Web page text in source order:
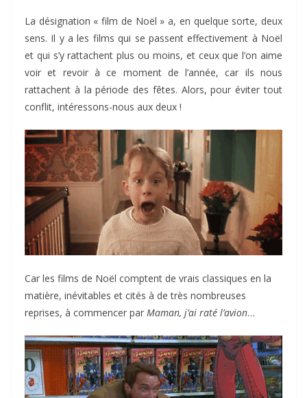
La désignation « film de Noël » a, en quelque sorte, deux
sens. Il y a les films qui se passent effectivement à Noël
et qui s’y rattachent plus ou moins, et ceux que l’on aime
voir et revoir à ce moment de l’année, car ils nous
rattachent à la période des fêtes. Alors, pour éviter tout
conflit, intéressons-nous aux deux !
Car les films de Noël comptent de vrais classiques en la
matière, inévitables et cités à de très nombreuses
reprises, à commencer par Maman, j’ai raté l’avion…